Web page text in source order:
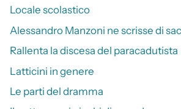
Locale scolastico
Alessandro Manzoni ne scrisse di
Rallenta la discesa del paracadutista
Latticini in genere
Le parti del dramma